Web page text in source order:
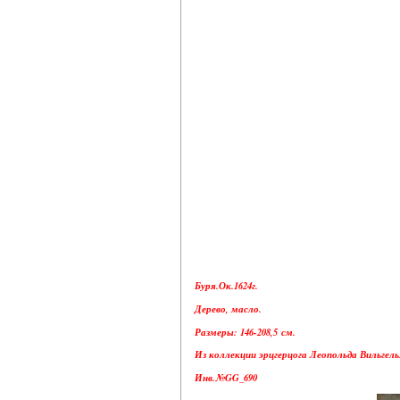
Буря.Ок.1624г.
Дерево, масло.
Размеры: 146-208,5 см.
Из коллекции эрцгерцога Леопольда
Инв.№GG_690